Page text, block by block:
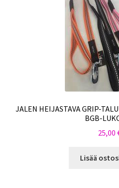
JALEN HEIJASTAVA GRIP-
BGB-
25,00
Lisää